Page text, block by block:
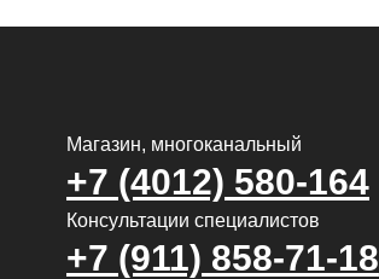
Магазин, многоканальный
Консультации специалистов
+7 (911) 858-71-18
+7 (4012) 580-164